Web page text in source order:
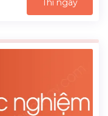
Thi ngay